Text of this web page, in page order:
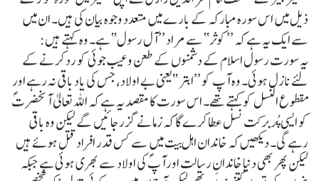
ذیل میں اس سورہ مبارکہ کے بارے میں متعدد وجوہ بیان کی ہیں۔ ان میں
سے ایک یہ ہے کہ ’’کوثر‘‘ سے مراد ’’آل رسول‘‘ ہے۔ وہ کہتے ہیں:
یہ سورت رسول اسلام کے دشمنوں کے طعن وعیب جوئی کو رد کرنے کے
لئے نازل ہوئی۔ وہ آپ کو ’’ابتر ‘‘یعنی بے اولاد، جس کی یاد باقی نہ رہے اور
مقطوع النسل کوکہتے تھے۔ اس سورت کا مقصد یہ ہے کہ اللہ تعالیٰ آنحضرتؐ
کو ایسی پُربرکت نسل عطا کرے گا کہ زمانے گزرجائیں گے لیکن وہ باقی
رہے گی۔ دیکھیں کہ خاندان اہل بیت میں سے کس قدر افراد قتل ہوئے ہیں
لیکن پھر بھی دنیا خاندانِ رسالت اورآپؐ کی اولاد سے بھری ہوئی ہے جبکہ